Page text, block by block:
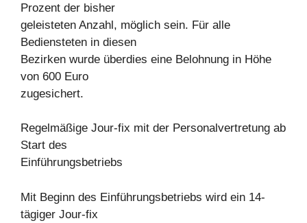
Prozent der bisher
geleisteten Anzahl, möglich sein. Für alle
Bediensteten in diesen
Bezirken wurde überdies eine Belohnung in Höhe
von 600 Euro
zugesichert.
Regelmäßige Jour-fix mit der Personalvertretung ab
Start des
Einführungsbetriebs
Mit Beginn des Einführungsbetriebs wird ein 14-
tägiger Jour-fix